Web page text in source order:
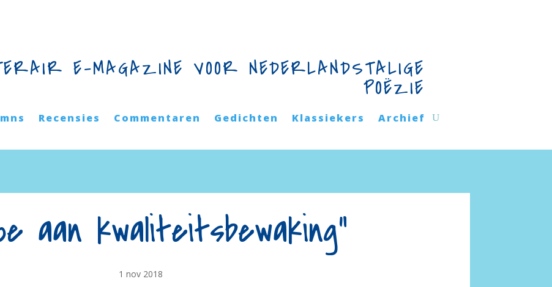
E-MAGAZINE VOOR NEDERLANDSTALIGE
POËZIE
Recensies Commentaren Gedichten Klassiekers Archief
aan kwaliteitsbewaking”
1 nov 2018